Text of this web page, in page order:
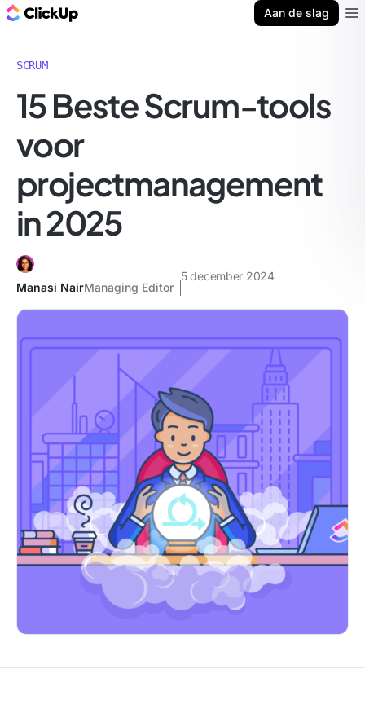
Aan de slag
SCRUM
15 Beste Scrum-tools
voor
projectmanagement
in 2025
Manasi NairManaging Editor
5 december 2024